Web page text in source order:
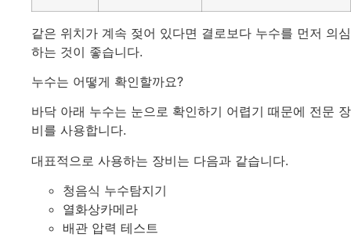
같은 위치가 계속 젖어 있다면 결로보다 누수를 먼저 의심
하는 것이 좋습니다.
누수는 어떻게 확인할까요?
바닥 아래 누수는 눈으로 확인하기 어렵기 때문에 전문 장
비를 사용합니다.
대표적으로 사용하는 장비는 다음과 같습니다.
청음식 누수탐지기
열화상카메라
배관 압력 테스트